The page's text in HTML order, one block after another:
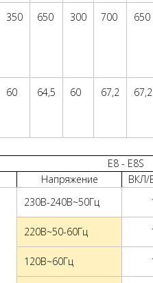
350 650 300 700 650
60 64,5 60 67,2 67,2
E8 - E8S
Напряжение
ВКЛ/
230В-240В~50Гц
220В~50-60Гц
120В~60Гц